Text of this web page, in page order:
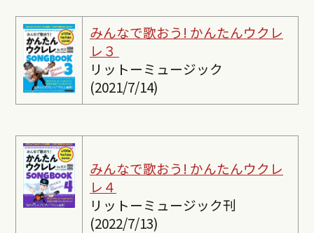
みんなで歌おう! かんたんウクレ
レ３
リットーミュージック
(2021/7/14)
みんなで歌おう! かんたんウクレ
レ４
リットーミュージック刊
(2022/7/13)